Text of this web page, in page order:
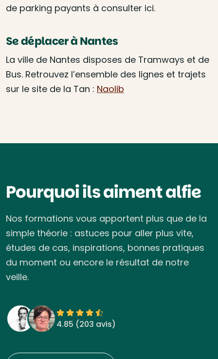
de parking payants à consulter ici.
Se déplacer à Nantes
La ville de Nantes disposes de Tramways et de
Bus. Retrouvez l’ensemble des lignes et trajets
sur le site de la Tan : Naolib
Pourquoi ils aiment alfie
Nos formations vous apportent plus que de la
simple théorie : astuces pour aller plus vite,
études de cas, inspirations, bonnes pratiques
du moment ou encore le résultat de notre
veille.
4.85 (203 avis)